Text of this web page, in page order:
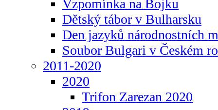
Vzpomínka na Bojku
Dětský tábor v Bulharsku
Den jazyků národnostních
Soubor Bulgari v Českém
2011-2020
2020
Trifon Zarezan 2020